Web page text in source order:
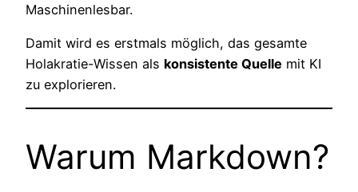
Maschinenlesbar.
Damit wird es erstmals möglich, das gesamte
Holakratie-Wissen als konsistente Quelle mit KI
zu explorieren.
Warum Markdown?